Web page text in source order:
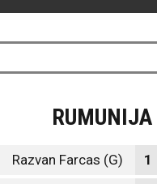
RUMUNIJA
Razvan Farcas (G) 1